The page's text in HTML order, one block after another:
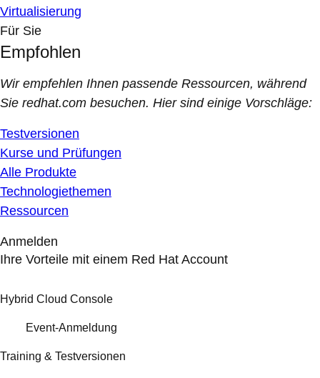
Virtualisierung
Für Sie
Empfohlen
Wir empfehlen Ihnen passende Ressourcen, während
Sie redhat.com besuchen. Hier sind einige Vorschläge:
Testversionen
Kurse und Prüfungen
Alle Produkte
Technologiethemen
Ressourcen
Anmelden
Ihre Vorteile mit einem Red Hat Account
Hybrid Cloud Console
Event-Anmeldung
Training & Testversionen